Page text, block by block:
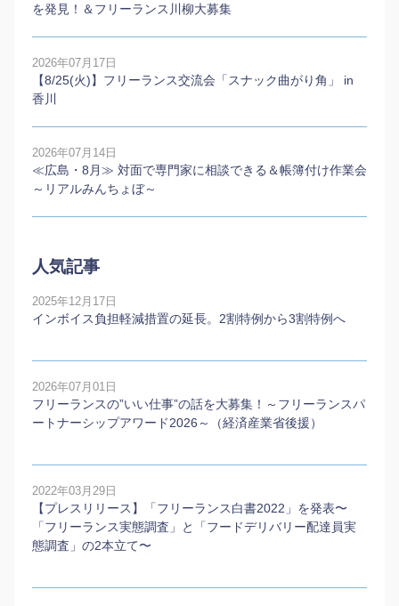
を発見！＆フリーランス川柳大募集
2026年07月17日
【8/25(火)】フリーランス交流会「スナック曲がり角」 in
香川
2026年07月14日
≪広島・8月≫ 対面で専門家に相談できる＆帳簿付け作業会
～リアルみんちょぼ～
人気記事
2025年12月17日
インボイス負担軽減措置の延長。2割特例から3割特例へ
2026年07月01日
フリーランスの”いい仕事”の話を大募集！～フリーランスパ
ートナーシップアワード2026～（経済産業省後援）
2022年03月29日
【プレスリリース】「フリーランス白書2022」を発表〜
「フリーランス実態調査」と「フードデリバリー配達員実
態調査」の2本⽴て〜